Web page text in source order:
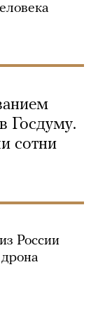
Госдуму.
сотни
России